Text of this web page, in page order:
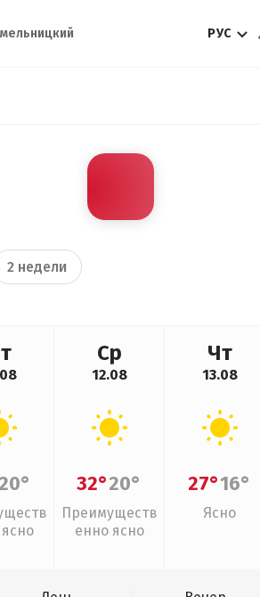
РУС
2 недели
Ср
12.08
32°20°
Преимуществ
енно ясно
Чт
13.08
27°16°
Ясно